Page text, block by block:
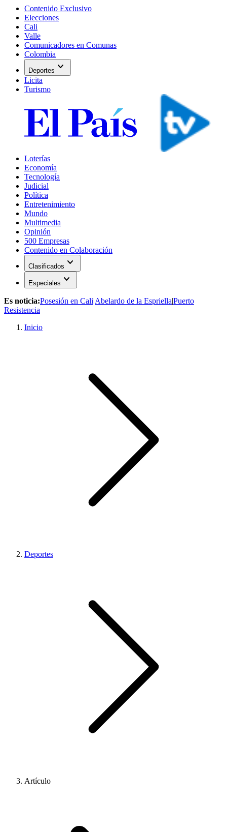
Contenido Exclusivo
Elecciones
Cali
Valle
Comunicadores en Comunas
Colombia
Deportes expand_more
Licita
Turismo
Loterías
Economía
Tecnología
Judicial
Política
Entretenimiento
Mundo
Multimedia
Opinión
500 Empresas
Contenido en Colaboración
Clasificados expand_more
Especiales expand_more
Es noticia:Posesión en Cali|Abelardo de la Espriella|Puerto
Resistencia
Inicio
Deportes
Artículo